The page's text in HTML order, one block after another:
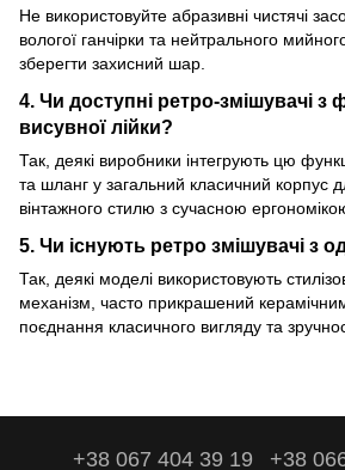
Не використовуйте абразивні чистячі
вологої ганчірки та нейтрального
зберегти захисний шар.
4. Чи доступні ретро-змішувачі з
висувної лійки?
Так, деякі виробники інтегрують цю
та шланг у загальний класичний корпус
вінтажного стилю з сучасною
5. Чи існують ретро змішувачі з
Так, деякі моделі використовують
механізм, часто прикрашений
поєднання класичного вигляду та
+38 067 404 39 19 +38